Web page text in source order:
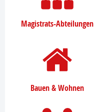
Magistrats-Abteilungen
Bauen & Wohnen